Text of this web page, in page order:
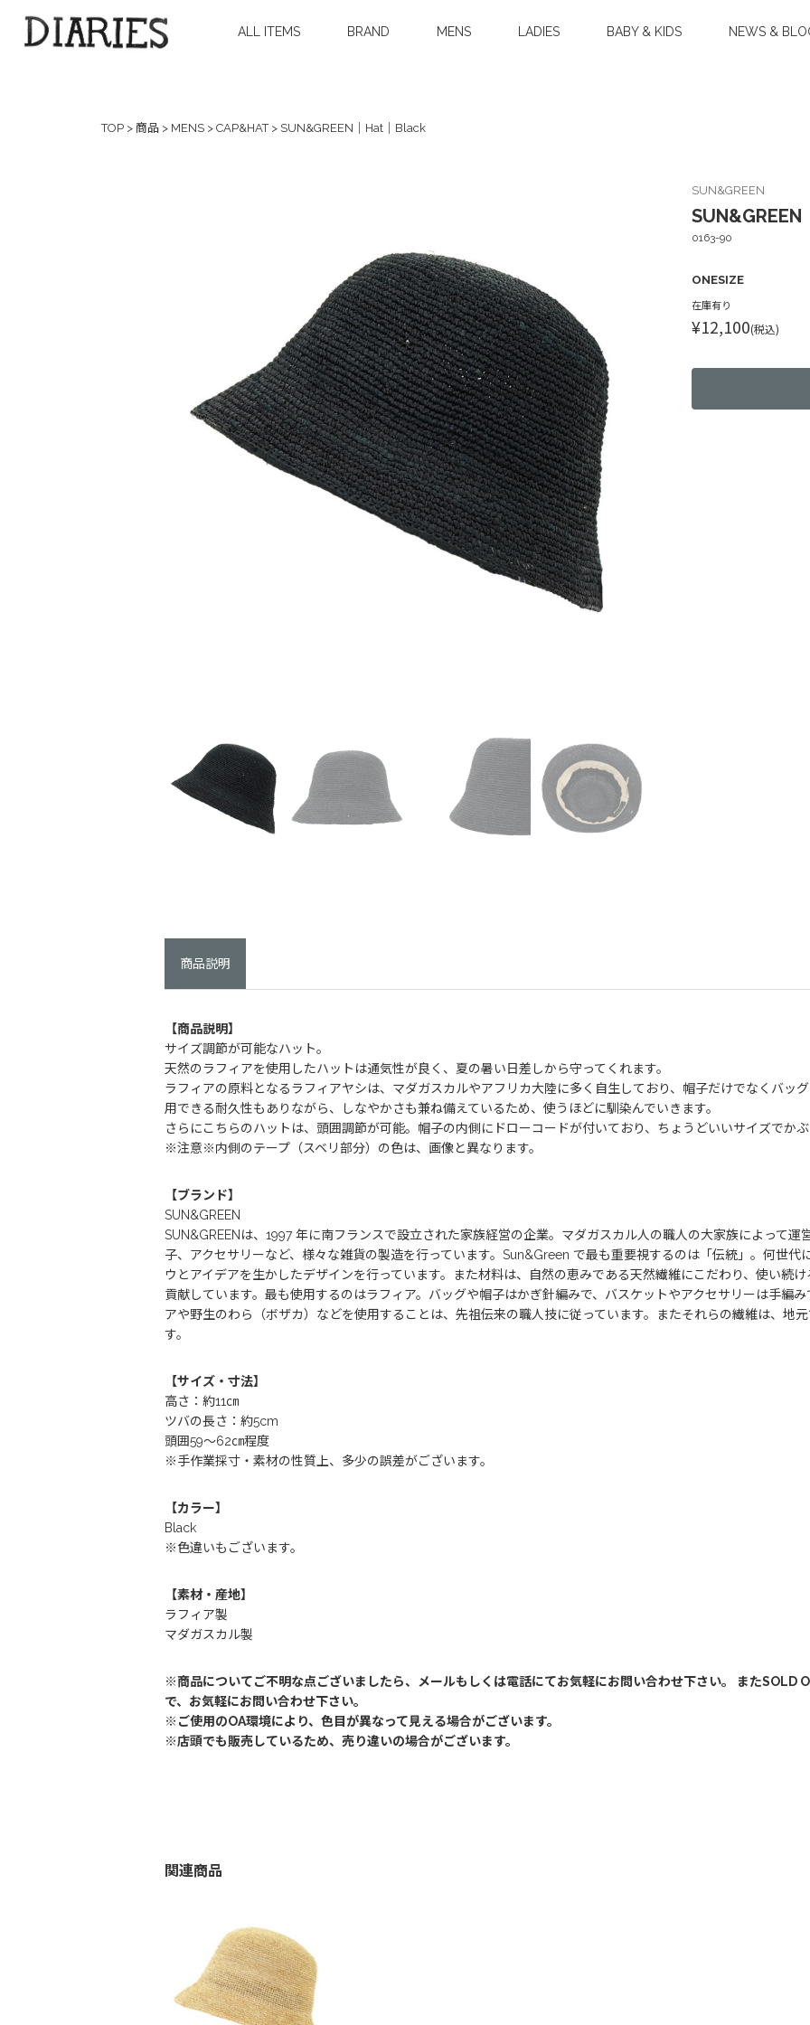
ALL ITEMS BRAND MENS LADIES BABY & KIDS NEWS &
TOP > 商品 > MENS > CAP&HAT> SUN&GREEN｜Hat｜Black
SUN&GREEN
0163-90
ONESIZE
在庫有り
¥12,100(税込)
商品説明
【商品説明】
サイズ調節が可能なハット。
天然のラフィアを使用したハットは通気性が良く、夏の暑い日差しから守ってくれます。
ラフィアの原料となるラフィアヤシは、マダガスカルやアフリカ大陸に多く自生しており、帽子だけでなくバッ
用できる耐久性もありながら、しなやかさも兼ね備えているため、使うほどに馴染んでいきます。
さらにこちらのハットは、頭囲調節が可能。帽子の内側にドローコードが付いており、ちょうどいいサイズでかぶ
※注意※内側のテープ（スベリ部分）の色は、画像と異なります。
【ブランド】
SUN&GREEN
SUN&GREENは、1997 年に南フランスで設立された家族経営の企業。マダガスカル人の職人の大家族によって運
子、アクセサリーなど、様々な雑貨の製造を行っています。Sun&Green で最も重要視するのは「伝統」。何世代
ウとアイデアを生かしたデザインを行っています。また材料は、自然の恵みである天然繊維にこだわり、使い続
貢献しています。最も使用するのはラフィア。バッグや帽子はかぎ針編みで、バスケットやアクセサリーは手編
アや野生のわら（ボザカ）などを使用することは、先祖伝来の職人技に従っています。またそれらの繊維は、地
す。
【サイズ・寸法】
高さ：約11㎝
ツバの長さ：約5cm
頭囲59～62㎝程度
※手作業採寸・素材の性質上、多少の誤差がございます。
【カラー】
Black
※色違いもございます。
【素材・産地】
ラフィア製
マダガスカル製
※商品についてご不明な点ございましたら、メールもしくは電話にてお気軽にお問い合わせ下さい。 またSOLD
で、お気軽にお問い合わせ下さい。
※ご使用のOA環境により、色目が異なって見える場合がございます。
※店頭でも販売しているため、売り違いの場合がございます。
関連商品